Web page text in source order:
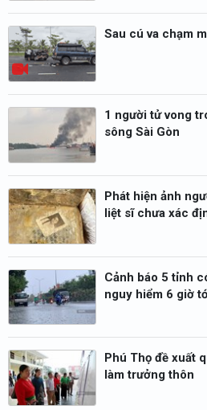
Sau cú va chạm
1 người tử vong
sông Sài Gòn
Phát hiện ảnh
liệt sĩ chưa xác
Cảnh báo 5 tỉnh
nguy hiểm 6 giờ
Phú Thọ đề xuất
làm trưởng thôn